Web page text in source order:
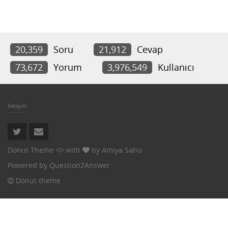
20,359 Soru 21,912
Cevap
73,672
Yorum 3,976,549 Kullanıcı
İletişim
Donut Theme with by Amiya Sahu
Powered by Question2Answer
Donut theme